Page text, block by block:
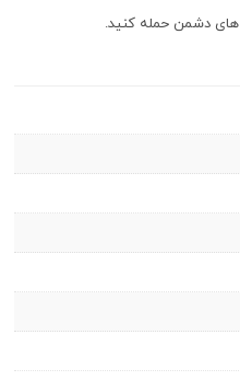
های دشمن حمله کنید.